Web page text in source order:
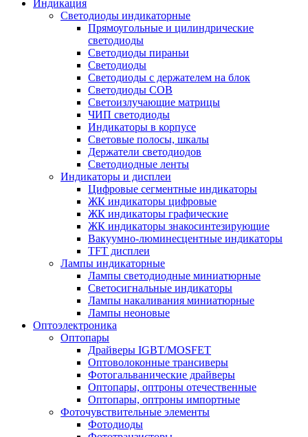
Индикация
Светодиоды индикаторные
Прямоугольные и цилиндрические
светодиоды
Светодиоды пираньи
Светодиоды
Светодиоды с держателем на блок
Светодиоды COB
Светоизлучающие матрицы
ЧИП светодиоды
Индикаторы в корпусе
Световые полосы, шкалы
Держатели светодиодов
Светодиодные ленты
Индикаторы и дисплеи
Цифровые сегментные индикаторы
ЖК индикаторы цифровые
ЖК индикаторы графические
ЖК индикаторы знакосинтезирующие
Вакуумно-люминесцентные индикаторы
TFT дисплеи
Лампы индикаторные
Лампы светодиодные миниатюрные
Светосигнальные индикаторы
Лампы накаливания миниатюрные
Лампы неоновые
Оптоэлектроника
Оптопары
Драйверы IGBT/MOSFET
Оптоволоконные трансиверы
Фотогальванические драйверы
Оптопары, оптроны отечественные
Оптопары, оптроны импортные
Фоточувствительные элементы
Фотодиоды